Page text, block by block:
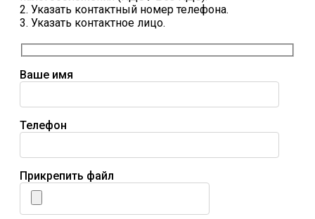
2. Указать контактный номер телефона.
3. Указать контактное лицо.
Ваше имя
Телефон
Прикрепить файл